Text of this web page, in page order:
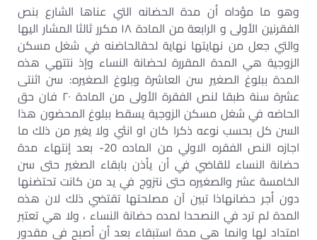
وهو ما مؤداه أن مدة الحضانه التي عناها الشارع بنص
الفقرنین الأولى و الرابعة من المادة ۱۸ مکرر ثالثا المشار اليها
والتي جعل من نهايتها نهاية لحقالحاضنه في شغل مسكن
الزوجية هي المدة المقررة لحضانة النساء وإذ نتتهي هذه
المدة ببلوغ الصغير سن العاشرة وبلوغ الصغيره: سن اثنتی
عشرة سنة طبقا لنص الفقرة الأولى من المادة ۲۰ فان حق
الحاضه في شغل مسكن الزوجية يسقط ببلوغ المحضون هذا
السن كل بحسب نوعه ذكرا كان او انثي ولا يغير من ذلك ما
اجازه النص الفقره الاولي من الماده 20- بعد إنتهاء مدة
حضانة النساء للقاضي في أن يأذن بابقاء الصغير حتى سن
الخامسة عشر والصغيره حتى نتزوج في يد من کانت تحتضنها
دون أجر حضانهاذا تبين آن مصلحتها تقتضي ذلك لان هذه
المدة لم ترد في النصحدا لمده حضانة النساء ، ولا هي تعتبر
امتداد لها وانما هي مدة استبقاء بعد أن أصبح في مقدور